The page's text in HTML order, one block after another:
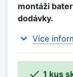
montáži
dodávky.
expand_more Více
 1 kus